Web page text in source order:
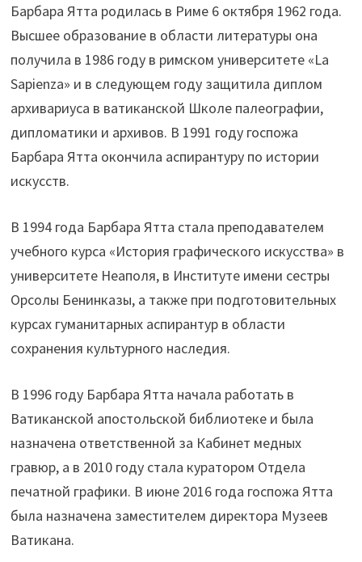
Барбара Ятта родилась в Риме 6 октября 1962 года.
Высшее образование в области литературы она
получила в 1986 году в римском университете «La
Sapienza» и в следующем году защитила диплом
архивариуса в ватиканской Школе палеографии,
дипломатики и архивов. В 1991 году госпожа
Барбара Ятта окончила аспирантуру по истории
искусств.
В 1994 года Барбара Ятта стала преподавателем
учебного курса «История графического искусства» в
университете Неаполя, в Институте имени сестры
Орсолы Бенинказы, а также при подготовительных
курсах гуманитарных аспирантур в области
сохранения культурного наследия.
В 1996 году Барбара Ятта начала работать в
Ватиканской апостольской библиотеке и была
назначена ответственной за Кабинет медных
гравюр, а в 2010 году стала куратором Отдела
печатной графики. В июне 2016 года госпожа Ятта
была назначена заместителем директора Музеев
Ватикана.